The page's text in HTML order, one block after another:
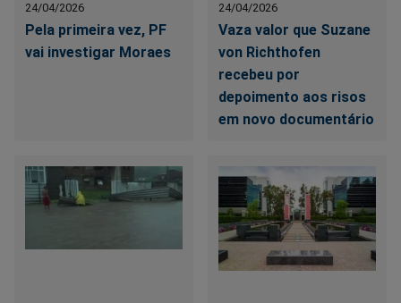
24/04/2026
Pela primeira vez, PF
vai investigar Moraes
24/04/2026
Vaza valor que Suzane
von Richthofen
recebeu por
depoimento aos risos
em novo documentário